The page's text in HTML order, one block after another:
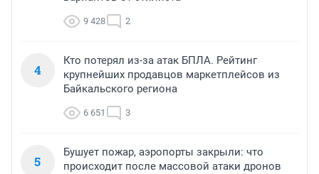
9 428 2
4
Кто потерял из-за атак БПЛА. Рейтинг
крупнейших продавцов маркетплейсов из
Байкальского региона
6 651 3
5
Бушует пожар, аэропорты закрыли: что
происходит после массовой атаки дронов